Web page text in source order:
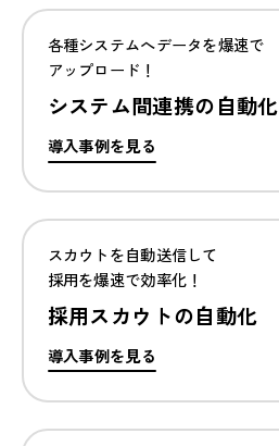
各種システムへデータを爆速で
アップロード！
システム間連携の自動化
導入事例を見る
スカウトを自動送信して
採用を爆速で効率化！
採用スカウトの自動化
導入事例を見る